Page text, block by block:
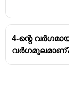
4-ന്റെ